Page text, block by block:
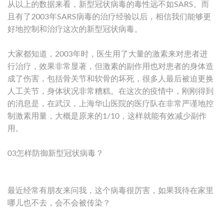
从以上的数据来看，新型冠状病毒的毒性远不如SARS。而
且有了2003年SARS病毒的治疗经验以后，相信我们能够更
好地控制和治疗这次的新型冠状病毒。
大家都知道，2003年时，医生用了大量的激素来对患者进
行治疗，效果非常显著，但激素的副作用也对患者的身体造
成了伤害，包括骨关节和软骨的坏死，很多人最后被迫更换
人工关节，身体状况非常糟糕。在这次的疫情中，刚刚得到
的消息是，在武汉，上海华山医院的医疗队在非常严谨地控
制激素用量，大概是原来的1/10，这样就能有效减少副作
用。
03怎样防御新型冠状病毒？
最近经常有朋友来问我，这个病毒很厉害，如果我待在家里
哪儿也不去，会不会被传染？